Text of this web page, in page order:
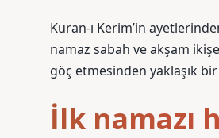
Kuran-ı Kerim’in
namaz sabah ve akşam
göç etmesinden yaklaşık bir
İlk namazı